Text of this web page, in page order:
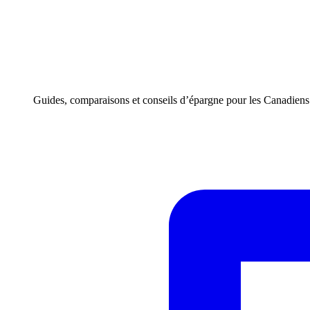
Guides, comparaisons et conseils d’épargne pour les